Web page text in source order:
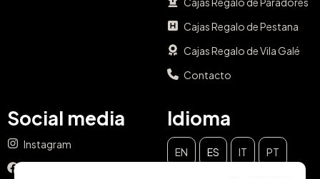
Cajas Regalo de Pestana
Cajas Regalo de Vila Galé
Contacto
Social media
Instagram
Idioma
EN ES IT PT